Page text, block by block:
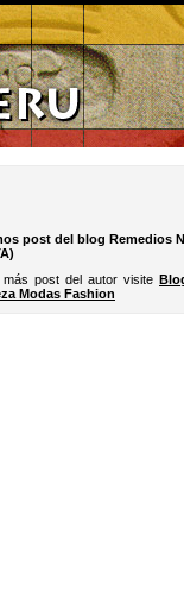
post del blog Remedios
más post del autor visite
Modas Fashion